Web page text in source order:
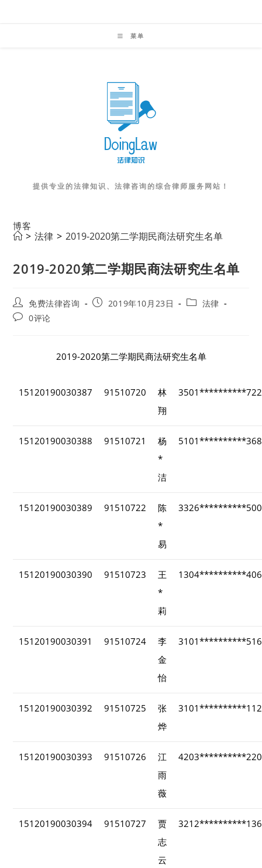
菜单
提供专业的法律知识、法律咨询的综合律师服务网站！
博客
> 法律 > 2019-2020第二学期民商法研究生名单
2019-2020第二学期民商法研究生名单
Post
author:
免费法律咨询
Post2019年10月23日
Post法律
Post0评论
2019-2020第二学期民商法研究生名单
15120190030387 91510720
林
翔
15120190030388 91510721
杨
*
洁
15120190030389 91510722
陈
*
易
15120190030390 91510723
王
*
莉
15120190030391 91510724
李
金
怡
15120190030392 91510725
张
烨
15120190030393 91510726
江
雨
薇
15120190030394 91510727
贾
志
云